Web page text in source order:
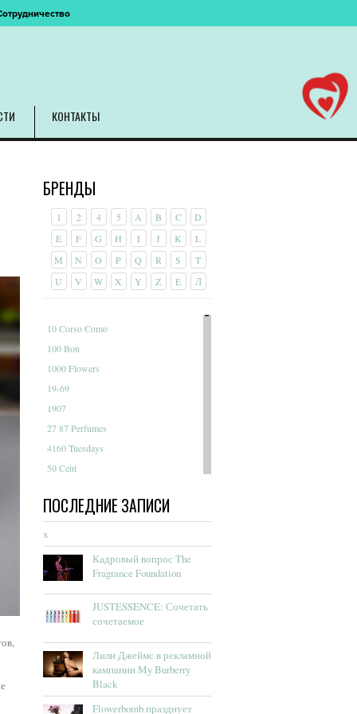
КОНТАКТЫ
БРЕНДЫ
1 2 4 5 A B C
D
E
F G H I J K
L
M
N O P Q R S
T
U
V W X Y Z É Л
10 Corso Como
100 Bon
1000 Flowers
19-69
1907
27 87 Perfumes
4160 Tuesdays
50 Cent
A Lab On Fire
Abdul Samad Al Qurashi
Abercrombie & Fitch
Acca Kappa
Accendis
Acqua Delle Langhe
Acqua Dell’Elba
Acqua Di Genova
Acqua Di Monaco
ПОСЛЕДНИЕ ЗАПИСИ
x
Кадровый вопрос The
Fragrance Foundation
JUSTESSENCE: Сочетать
сочетаемое
Лили Джеймс в рекламной
кампании My Burberry
Black
Flowerbomb празднует